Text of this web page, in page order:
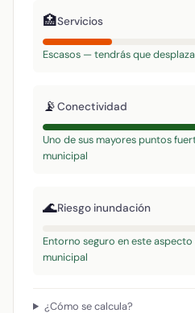
🏥Servicios
Escasos — tendrás que
📡Conectividad
Uno de sus mayores puntos
municipal
🌊Riesgo inundación
Entorno seguro en este
municipal
¿Cómo se calcula?